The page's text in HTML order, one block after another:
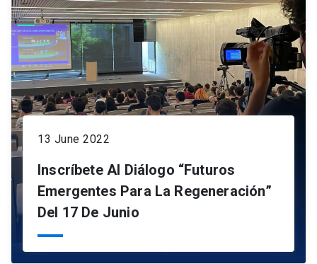
13 June 2022
Inscríbete Al Diálogo “Futuros
Emergentes Para La Regeneración”
Del 17 De Junio